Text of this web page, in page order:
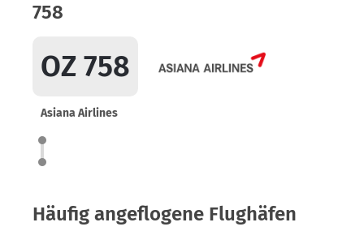
758
OZ 758
Asiana Airlines
Häufig angeflogene Flughäfen